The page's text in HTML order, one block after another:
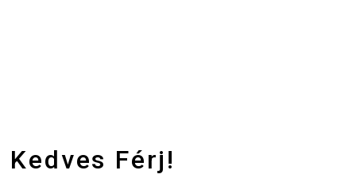
Kedves Férj!